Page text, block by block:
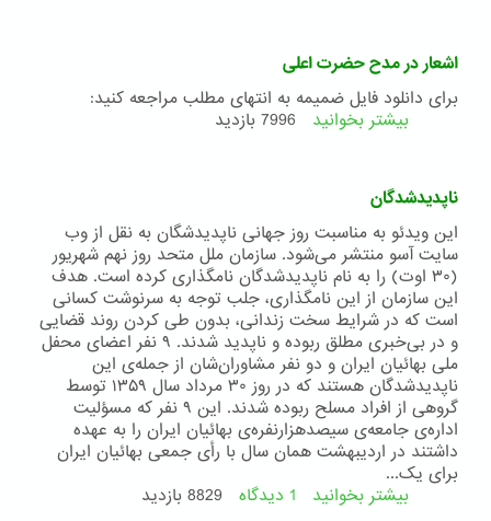
از
جذباتِ
نقطۀ
جذبیه
طاهره
قرة
العین
اشعار در مدح حضرت اعلی
برای دانلود فایل ضمیمه به انتهای مطلب مراجعه کنید:
بیشتر بخوانید درباره
اعلی
7996 بازدید
ناپدید‌شدگان
این ویدئو به مناسبت روز جهانی ناپدیدشگان به نقل از وب
سایت آسو منتشر می‌شود. سازمان ملل متحد روز نهم شهریور
(۳۰ اوت) را به نام ناپدیدشدگان نامگذاری کرده است. هدف
این سازمان از این نامگذاری، جلب توجه به سرنوشت کسانی
است که در شرایط سخت زندانی، بدون طی کردن روند قضایی
و در بی‌خبری مطلق ربوده و ناپدید شدند. ٩ نفر اعضای محفل
ملی بهائیان ایران و دو نفر مشاوران‌شان از جمله‌ی این
ناپدیدشدگان هستند که در روز ۳۰ مرداد سال ۱۳۵۹ توسط
گروهی از افراد مسلح ربوده شدند. این ۹ نفر که مسؤلیت
اداره‌ی جامعه‌ی سیصدهزارنفره‌ی بهائیان ایران را به عهده
داشتند در اردیبهشت همان سال با رأی جمعی بهائیان ایران
برای یک...
بیشتر بخوانید درباره
1 دیدگاه 8829 بازدید